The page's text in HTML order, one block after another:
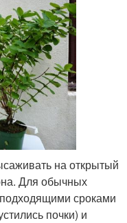
на открытый
Для обычных
сроками
почки) и